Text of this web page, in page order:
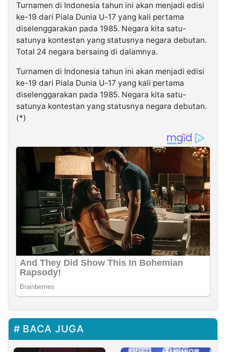
Turnamen di Indonesia tahun ini akan menjadi edisi
ke-19 dari Piala Dunia U-17 yang kali pertama
diselenggarakan pada 1985. Negara kita satu-
satunya kontestan yang statusnya negara debutan.
Total 24 negara bersaing di dalamnya.
Turnamen di Indonesia tahun ini akan menjadi edisi
ke-19 dari Piala Dunia U-17 yang kali pertama
diselenggarakan pada 1985. Negara kita satu-
satunya kontestan yang statusnya negara debutan.
(*)
BACA JUGA